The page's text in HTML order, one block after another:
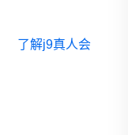
登录j9真人游戏第